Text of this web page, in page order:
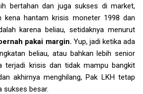
bertahan dan juga sukses di market,
kena hantam krisis moneter 1998 dan
karena beliau, setidaknya menurut
pakai margin. Yup, jadi ketika ada
beliau, atau bahkan lebih senior
terjadi krisis dan tidak mampu bangkit
akhirnya menghilang, Pak LKH tetap
sukses besar.